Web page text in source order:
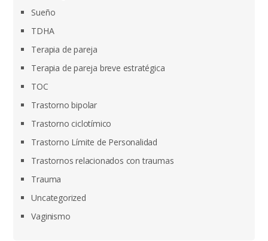
Sueño
TDHA
Terapia de pareja
Terapia de pareja breve estratégica
TOC
Trastorno bipolar
Trastorno ciclotímico
Trastorno Límite de Personalidad
Trastornos relacionados con traumas
Trauma
Uncategorized
Vaginismo